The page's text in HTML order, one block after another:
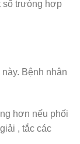
số trưòng hợp
Bệnh nhân
hơn nếu phối
, tắc các